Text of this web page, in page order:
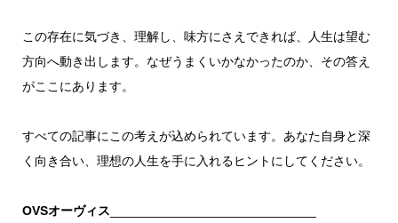
この存在に気づき、理解し、味方にさえできれば、人生は望む
方向へ動き出します。なぜうまくいかなかったのか、その答え
がここにあります。
すべての記事にこの考えが込められています。あなた自身と深
く向き合い、理想の人生を手に入れるヒントにしてください。
OVSオーヴィス